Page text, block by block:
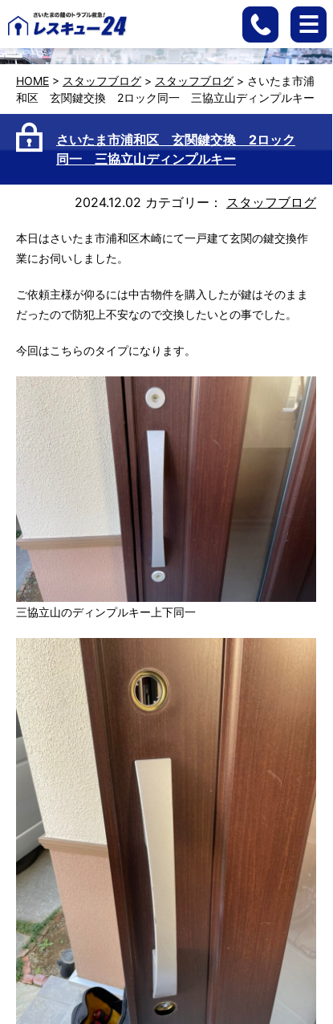
HOME > スタッフブログ > スタッフブログ > さいたま市浦
和区 玄関鍵交換 2ロック同一 三協立山ディンプルキー
さいたま市浦和区 玄関鍵交換 2ロック
同一 三協立山ディンプルキー
2024.12.02 カテゴリー： スタッフブログ
本日はさいたま市浦和区木崎にて一戸建て玄関の鍵交換作
業にお伺いしました。
ご依頼主様が仰るには中古物件を購入したが鍵はそのまま
だったので防犯上不安なので交換したいとの事でした。
今回はこちらのタイプになります。
三協立山のディンプルキー上下同一